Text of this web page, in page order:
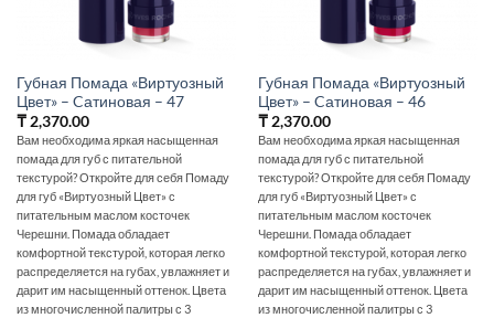
Губная Помада «Виртуозный
Цвет» – Cатиновая – 47
₸2,370.00
Вам необходима яркая насыщенная
помада для губ с питательной
текстурой? Откройте для себя Помаду
для губ «Виртуозный Цвет» с
питательным маслом косточек
Черешни. Помада обладает
комфортной текстурой, которая легко
распределяется на губах, увлажняет и
дарит им насыщенный оттенок. Цвета
из многочисленной палитры с 3
Губная Помада «Виртуозный
Цвет» – Cатиновая – 46
₸2,370.00
Вам необходима яркая насыщенная
помада для губ с питательной
текстурой? Откройте для себя Помаду
для губ «Виртуозный Цвет» с
питательным маслом косточек
Черешни. Помада обладает
комфортной текстурой, которая легко
распределяется на губах, увлажняет и
дарит им насыщенный оттенок. Цвета
из многочисленной палитры с 3